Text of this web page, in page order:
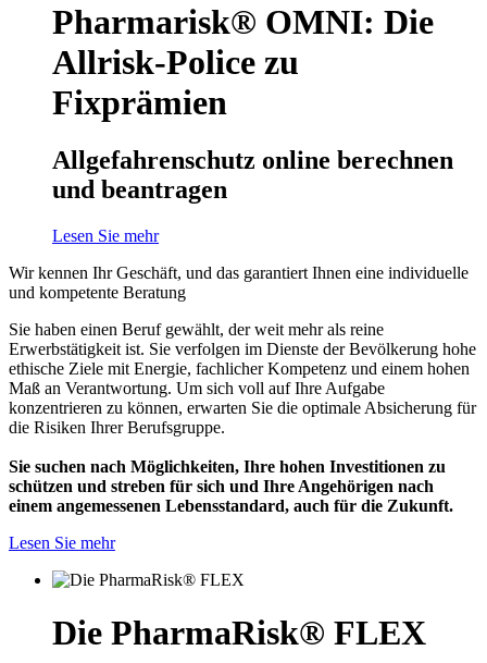
Pharmarisk® OMNI: Die
Allrisk-Police zu
Fixprämien
Allgefahrenschutz online berechnen
und beantragen
Lesen Sie mehr
Wir kennen Ihr Geschäft, und das garantiert Ihnen eine individuelle
und kompetente Beratung
Sie haben einen Beruf gewählt, der weit mehr als reine
Erwerbstätigkeit ist. Sie verfolgen im Dienste der Bevölkerung hohe
ethische Ziele mit Energie, fachlicher Kompetenz und einem hohen
Maß an Verantwortung. Um sich voll auf Ihre Aufgabe
konzentrieren zu können, erwarten Sie die optimale Absicherung für
die Risiken Ihrer Berufsgruppe.
Sie suchen nach Möglichkeiten, Ihre hohen Investitionen zu
schützen und streben für sich und Ihre Angehörigen nach
einem angemessenen Lebensstandard, auch für die Zukunft.
Lesen Sie mehr
Die PharmaRisk® FLEX